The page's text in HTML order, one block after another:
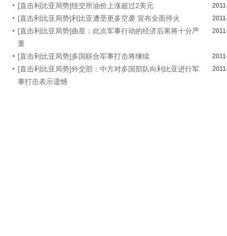
[直击利比亚局势]纽交所油价上涨超过2美元
[直击利比亚局势]利比亚遭受更多空袭 宣布全面停火
[直击利比亚局势]曲星：此次军事行动的经济后果将十分严
重
[直击利比亚局势]多国联合军事打击将继续
[直击利比亚局势]外交部：中方对多国部队向利比亚进行军
事打击表示遗憾